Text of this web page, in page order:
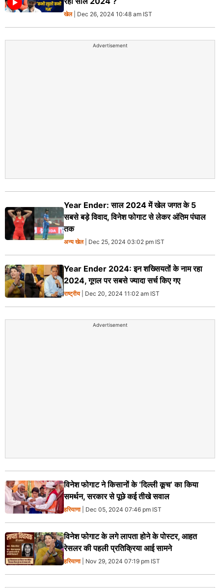
खेल| Dec 26, 2024 10:48 am IST
Advertisement
Year Ender: साल 2024 में खेल जगत के 5
सबसे बड़े विवाद, विनेश फोगाट से लेकर अंतिम पंघाल
तक
अन्य खेल| Dec 25, 2024 03:02 pm IST
Year Ender 2024: इन शख्सियतों के नाम रहा
2024, गूगल पर सबसे ज्यादा सर्च किए गए
राष्ट्रीय| Dec 20, 2024 11:02 am IST
Advertisement
विनेश फोगाट ने किसानों के ‘दिल्ली कूच’ का किया
समर्थन, सरकार से पूछे कई तीखे सवाल
हरियाणा| Dec 05, 2024 07:46 pm IST
विनेश फोगाट के लगे लापता होने के पोस्टर, आहत
रेसलर की पहली प्रतिक्रिया आई सामने
हरियाणा| Nov 29, 2024 07:19 pm IST